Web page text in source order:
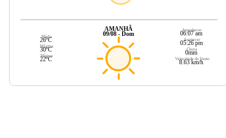
Média
26ºC
Máxima
30ºC
Mínima
22ºC
AMANHÃ
09/08 - Dom
Amanhecer
06:07 am
Anoitecer
05:26 pm
Chuva
0mm
Velocidade do Vento
8.63 km/h